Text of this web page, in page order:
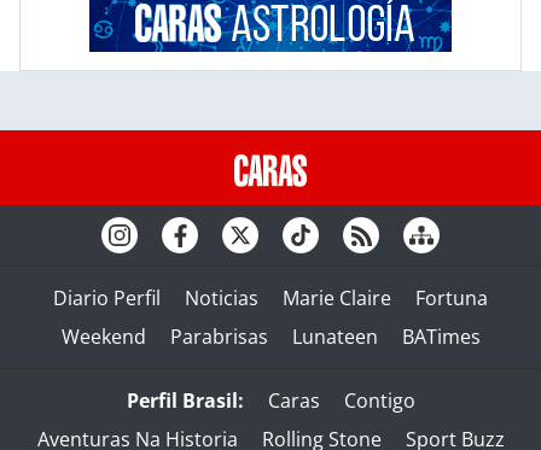
Diario Perfil Noticias Marie Claire
Fortuna
Weekend
Parabrisas Lunateen BATimes
Perfil Brasil: Caras
Contigo
Aventuras Na Historia
Rolling Stone Sport Buzz